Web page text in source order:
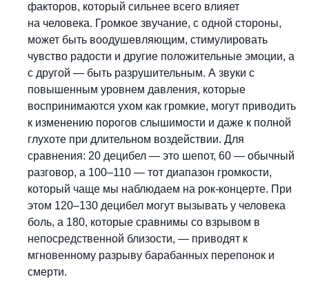
факторов, который сильнее всего влияет
на человека. Громкое звучание, с одной стороны,
может быть воодушевляющим, стимулировать
чувство радости и другие положительные эмоции, а
с другой — быть разрушительным. А звуки с
повышенным уровнем давления, которые
воспринимаются ухом как громкие, могут приводить
к изменению порогов слышимости и даже к полной
глухоте при длительном воздействии. Для
сравнения: 20 децибел — это шепот, 60 — обычный
разговор, а 100–110 — тот диапазон громкости,
который чаще мы наблюдаем на рок-концерте. При
этом 120–130 децибел могут вызывать у человека
боль, а 180, которые сравнимы со взрывом в
непосредственной близости, — приводят к
мгновенному разрыву барабанных перепонок и
смерти.